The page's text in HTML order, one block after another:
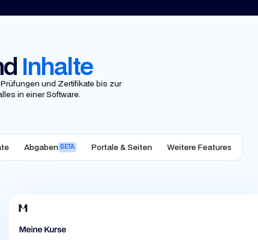
Inhalte
und Zertifikate bis zur
in einer Software.
Abgaben BETA Portale & Seiten Weitere Features